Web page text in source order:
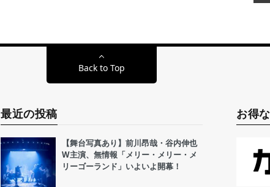
Back to Top
最近の投稿
【舞台写真あり】前川昂哉・谷内伸也
W主演、無情報「メリー・メリー・メ
リーゴーランド」いよいよ開幕！
お得